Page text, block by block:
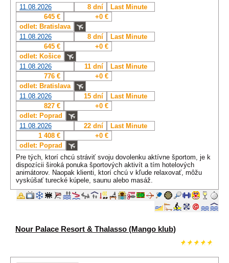
11.08.2026
8 dní
Last Minute
645 €
+0 €
odlet: Bratislava
11.08.2026
8 dní
Last Minute
645 €
+0 €
odlet: Košice
11.08.2026
11 dní
Last Minute
776 €
+0 €
odlet: Bratislava
11.08.2026
15 dní
Last Minute
827 €
+0 €
odlet: Poprad
11.08.2026
22 dní
Last Minute
1 408 €
+0 €
odlet: Poprad
Pre tých, ktorí chcú stráviť svoju dovolenku aktívne športom, je k
dispozícii široká ponuka športových aktivít a tím hotelových
animátorov. Naopak klienti, ktorí chcú v kľude relaxovať, môžu
vyskúšať turecké kúpele, saunu alebo masáž.
Nour Palace Resort & Thalasso (Mango klub)